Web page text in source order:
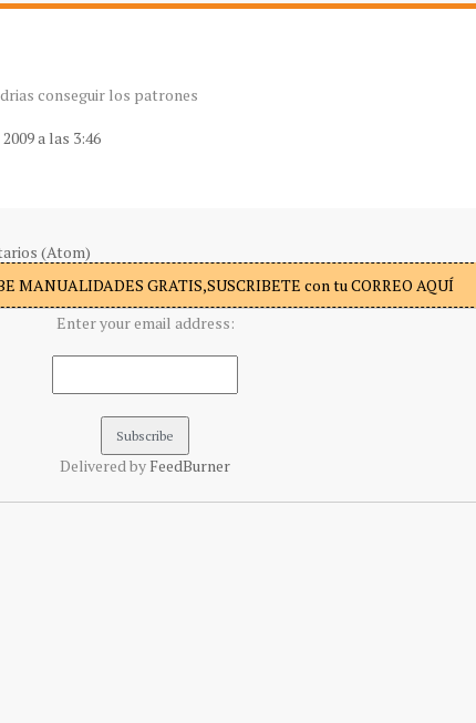
conseguir los patrones
a las 3:46
(Atom)
MANUALIDADES GRATIS,SUSCRIBETE con tu CORREO AQUÍ
Enter your email address:
Delivered by FeedBurner